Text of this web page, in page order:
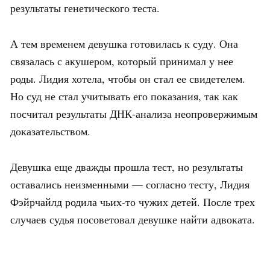
результаты генетического теста.
А тем временем девушка готовилась к суду. Она
связалась с акушером, который принимал у нее
роды. Лидия хотела, чтобы он стал ее свидетелем.
Но суд не стал учитывать его показания, так как
посчитал результаты ДНК-анализа неопровержимым
доказательством.
Девушка еще дважды прошла тест, но результаты
оставались неизменными — согласно тесту, Лидия
Фэйрчайлд родила чьих-то чужих детей. После трех
случаев судья посоветовал девушке найти адвоката.